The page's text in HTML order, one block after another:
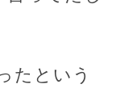
たという